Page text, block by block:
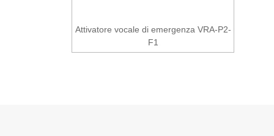
Attivatore vocale di emergenza VRA-P2-
F1